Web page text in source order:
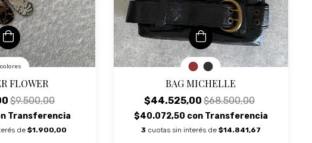
FLOWER
$9.500,00
Transferencia
de $1.900,00
BAG MICHELLE
$44.525,00$68.500,00
$40.072,50 con Transferencia
3 cuotas sin interés de $14.841,67